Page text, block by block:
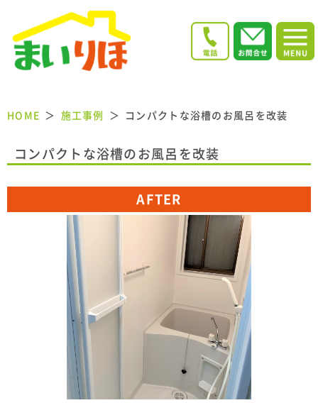
HOME 施工事例 コンパクトな浴槽のお風呂を改装
コンパクトな浴槽のお風呂を改装
AFTER